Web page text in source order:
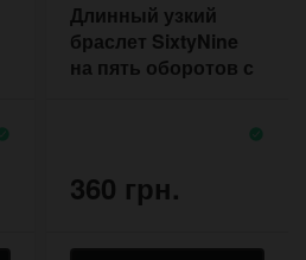
Длинный узкий
браслет SixtyNine
на пять оборотов с
360 грн.